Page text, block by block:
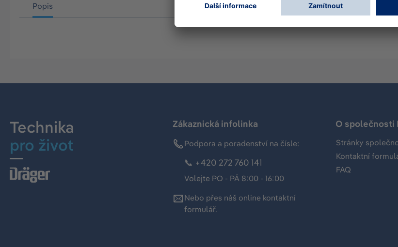
Popis
Technika
pro život
Zákaznická infolinka
Podpora a poradenství na čísle:
📞 +420 272 760 141
Volejte PO - PÁ 8:00 - 16:00
Nebo přes náš online kontaktní
formulář.
O společnosti
Stránky
Kontaktní
FAQ